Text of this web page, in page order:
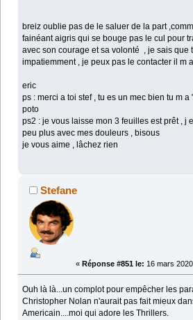
breiz oublie pas de le saluer de la part
fainéant aigris qui se bouge pas le cul pour
avec son courage et sa volonté , je sais que
impatiemment , je peux pas le contacter il m
eric
ps : merci a toi stef , tu es un mec bien tu m
poto
ps2 : je vous laisse mon 3 feuilles est prêt , j
peu plus avec mes douleurs , bisous
je vous aime , lâchez rien
Stefane
« Réponse #851 le: 16 mars
Ouh là là...un complot pour empêcher les
Christopher Nolan n'aurait pas fait mieux
Americain....moi qui adore les Thrillers.